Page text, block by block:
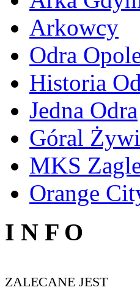
Arkowcy
Odra
Historia
Jedna Odra
Góral
MKS
Orange
I N F O
ZALECANE JEST